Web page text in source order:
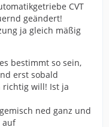
CVT
geändert!
ja gleich mäßig
bestimmt so sein,
erst sobald
richtig will! Ist ja
ned ganz und
auf